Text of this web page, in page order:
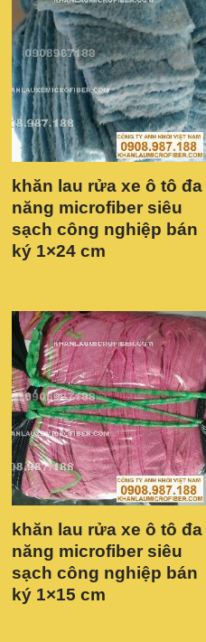
khăn lau rửa xe ô tô đa
năng microfiber siêu
sạch công nghiệp bán
ký 1×24 cm
khăn lau rửa xe ô tô đa
năng microfiber siêu
sạch công nghiệp bán
ký 1×15 cm